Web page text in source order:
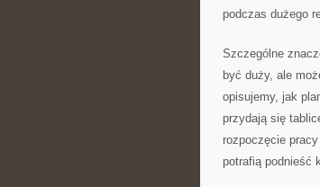
podczas dużego
Szczególne
być duży, ale
opisujemy, jak
przydają się
rozpoczęcie
potrafią podnieść